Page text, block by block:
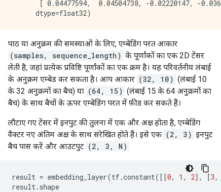
[ 0.04477594,  0.04504738, -0.02220147, -
पाठ या अनुक्रम की समस्याओं के लिए, एम्बेडिंग परत आकार
(samples, sequence_length) के पूर्णांकों का एक 2D टेंसर
लेती है, जहां प्रत्येक प्रविष्टि पूर्णांकों का एक क्रम है। यह परिवर्तनीय लंबाई
के अनुक्रम एम्बेड कर सकता है। आप आकार (32, 10) (लंबाई 10
के 32 अनुक्रमों का बैच) या (64, 15) (लंबाई 15 के 64 अनुक्रमों का
बैच) के साथ बैचों के ऊपर एम्बेडिंग परत में फ़ीड कर सकते हैं।
लौटाए गए टेंसर में इनपुट की तुलना में एक और अक्ष होता है, एम्बेडिंग
वैक्टर नए अंतिम अक्ष के साथ संरेखित होते हैं। इसे एक (2, 3) इनपुट
बैच पास करें और आउटपुट (2, 3, N)
result = embedding_layer(tf.constant([[0, 1 , 2], [3,
result . shape